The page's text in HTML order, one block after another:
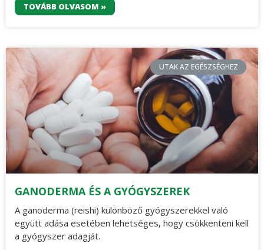
TOVÁBB OLVASOM »
UTAK AZ EGÉSZSÉGHEZ
GANODERMA ÉS A GYÓGYSZEREK
A ganoderma (reishi) különböző gyógyszerekkel való
együtt adása esetében lehetséges, hogy csökkenteni kell
a gyógyszer adagját.